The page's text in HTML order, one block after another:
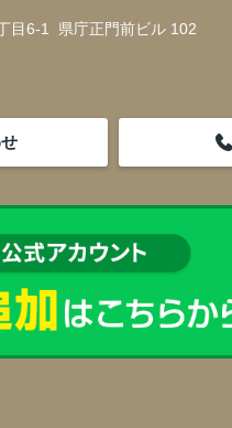
目6-1 県庁正門前ビル 102